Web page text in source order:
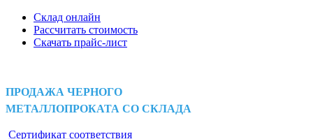
Склад онлайн
Рассчитать стоимость
Скачать прайс-лист
ПРОДАЖА ЧЕРНОГО
МЕТАЛЛОПРОКАТА СО СКЛАДА
Сертификат соответствия